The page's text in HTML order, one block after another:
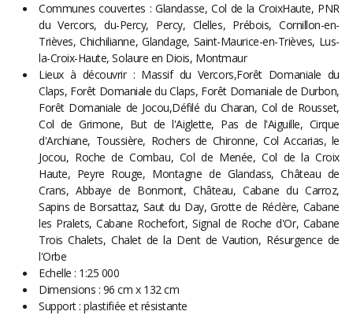
Communes couvertes : Glandasse, Col de la CroixHaute, PNR
du Vercors, du-Percy, Percy, Clelles, Prébois, Cornillon-en-
Trièves, Chichilianne, Glandage, Saint-Maurice-en-Trièves, Lus-
la-Croix-Haute, Solaure en Diois, Montmaur
Lieux à découvrir : Massif du Vercors,Forêt Domaniale du
Claps, Forêt Domaniale du Claps, Forêt Domaniale de Durbon,
Forêt Domaniale de Jocou,Défilé du Charan, Col de Rousset,
Col de Grimone, But de l'Aiglette, Pas de l'Aiguille, Cirque
d'Archiane, Toussière, Rochers de Chironne, Col Accarias, le
Jocou, Roche de Combau, Col de Menée, Col de la Croix
Haute, Peyre Rouge, Montagne de Glandass, Château de
Crans, Abbaye de Bonmont, Château, Cabane du Carroz,
Sapins de Borsattaz, Saut du Day, Grotte de Réclère, Cabane
les Pralets, Cabane Rochefort, Signal de Roche d'Or, Cabane
Trois Chalets, Chalet de la Dent de Vaution, Résurgence de
l'Orbe
Echelle : 1:25 000
Dimensions : 96 cm x 132 cm
Support : plastifiée et résistante